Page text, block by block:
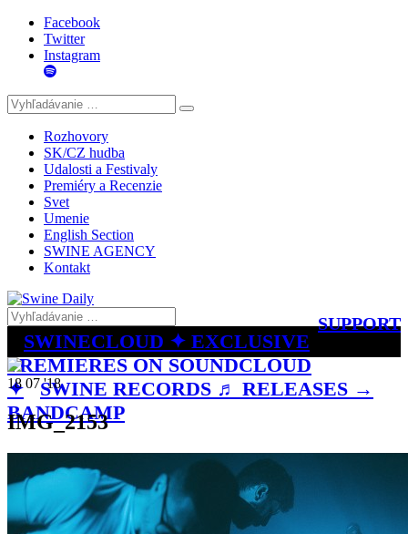
Facebook
Twitter
Instagram
Rozhovory
SK/CZ hudba
Udalosti a Festivaly
Premiéry a Recenzie
Svet
Umenie
English Section
SWINE AGENCY
Kontakt
SUPPORT
SWINECLOUD ✦ EXCLUSIVE
PREMIERES ON SOUNDCLOUD
✦
SWINE RECORDS ♬ RELEASES →
BANDCAMP
18 07 '18
IMG_2153